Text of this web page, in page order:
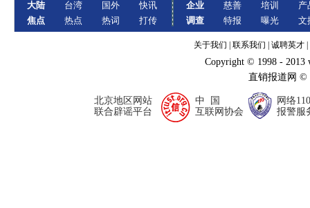
大陆
焦点
台湾
热点
国外
热词
快讯
打传
企业
调查
慈善
特报
培训
曝光
产
文
关于我们 联系我们 诚聘英才
Copyright © 1998 - 2013
直销报道网
北京地区网站
联合辟谣平台
中 国
互联网协会
网络110
报警服